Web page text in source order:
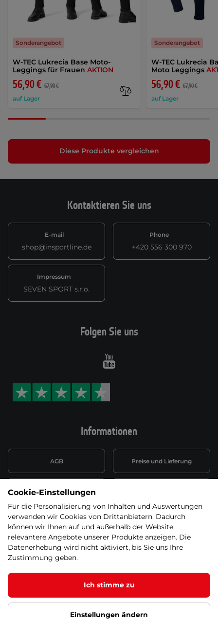
W-TEC Lukrecia Base Moto-
Leggings für Frauen AKTION
56,90 € 67,90 €
auf Lager
Sonderangebot
W-TEC Lukrecia
Moto Leggings
56,90 € 67,90 €
auf Lager
Sonderangebot
Diese Produkte vergleichen
Kontaktieren Sie uns
E-mail
shop@insportline.de
Phone
+420 556 300 970
Impressum
SEVEN SPORT s.r.o.
Informationen
AGB Preise und Lieferung
Datenschutzerklärung
Wiederufsbelehrung mit Link
zum Formular
Batterieentsorgung
Informationen zu Elektro-
und Elektonikgeräten
Widerruf erklären
Folgen Sie uns
Youtube
© 2026 SEVEN SPORT s.r.o Alle Rechte vorbehalten1
Datenschutzgrundsätze Google Datenschutz Google
Cookie-Einstellungen
Für die Personalisierung von Inhalten und Auswertungen
verwenden wir Cookies von Drittanbietern. Dadurch
können wir Ihnen auf und außerhalb der Website
relevantere Angebote unserer Produkte anzeigen. Die
Datenerhebung wird nicht aktiviert, bis Sie uns Ihre
Zustimmung geben.
Ich stimme zu
Einstellungen ändern